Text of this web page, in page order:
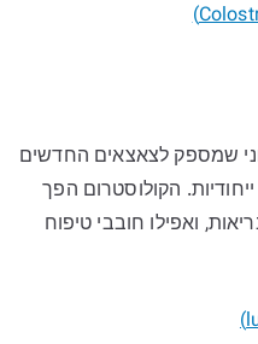
שמספק לצאצאים החדשים
הקולוסטרום הפך
ואפילו חובבי טיפוח